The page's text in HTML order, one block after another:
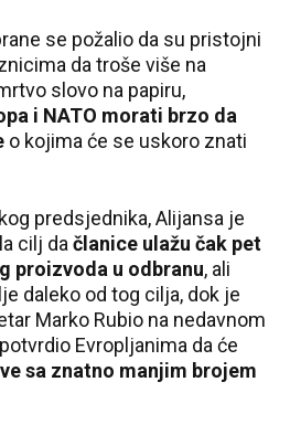
se požalio da su pristojni
da troše više na
slovo na papiru,
i NATO morati brzo da
o kojima će se uskoro znati
predsjednika, Alijansa je
cilj da članice ulažu čak pet
proizvoda u odbranu, ali
daleko od tog cilja, dok je
Marko Rubio na nedavnom
Evropljanima da će
sa znatno manjim brojem